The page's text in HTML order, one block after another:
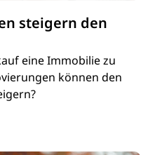
steigern den
eine Immobilie zu
können den